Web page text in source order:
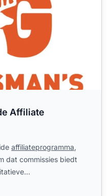
Affiliate
affiliateprogramma,
dat commissies biedt